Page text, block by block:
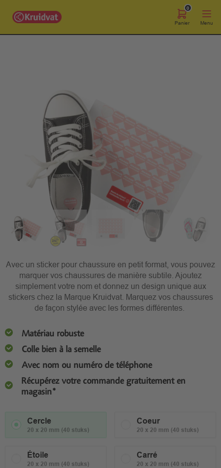
0
Panier Menu
Avec un sticker pour chaussure en petit format, vous pouvez
marquer vos chaussures de manière subtile. Ajoutez
simplement votre nom et donnez un design unique aux
stickers chez la Marque Kruidvat. Marquez vos chaussures
de façon stylée avec les formes différentes.
Matériau robuste
Colle bien à la semelle
Avec nom ou numéro de téléphone
Récupérez votre commande gratuitement en
magasin*
Cercle
20 x 20 mm (40 stuks)
Coeur
20 x 20 mm (40 stuks)
Étoile
20 x 20 mm (40 stuks)
Carré
20 x 20 mm (40 stuks)